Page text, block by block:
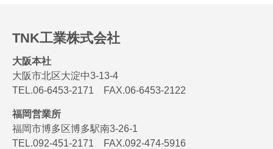
TNK工業株式会社
大阪本社
大阪市北区大淀中3-13-4
TEL.06-6453-2171 FAX.06-6453-2122
福岡営業所
福岡市博多区博多駅南3-26-1
TEL.092-451-2171 FAX.092-474-5916